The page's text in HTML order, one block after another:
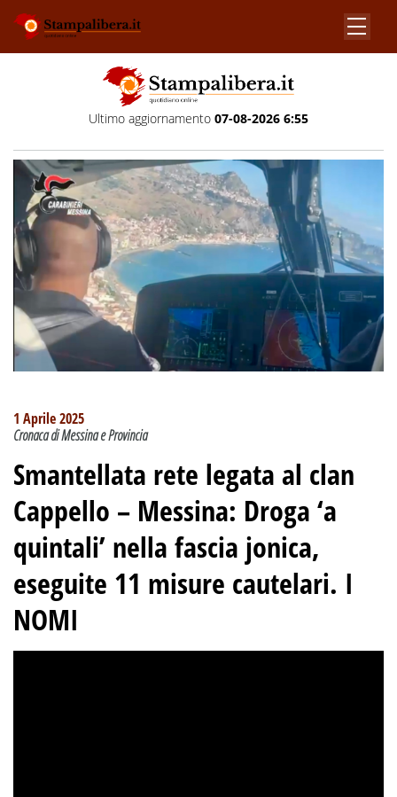
Ultimo aggiornamento 07-08-2026 6:55
1 Aprile 2025
Cronaca di Messina e Provincia
Smantellata rete legata al clan
Cappello – Messina: Droga ‘a
quintali’ nella fascia jonica,
eseguite 11 misure cautelari. I
NOMI